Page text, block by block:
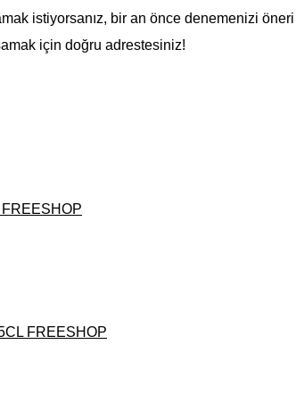
istiyorsanız, bir an önce denemenizi öneri
için doğru adrestesiniz!
FREESHOP